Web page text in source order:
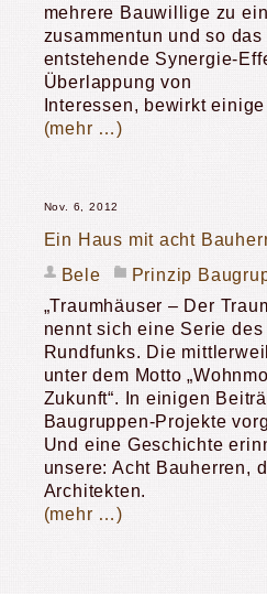
mehrere Bauwillige zu
zusammentun und so
entstehende Synergie-
Überlappung von
Interessen, bewirkt
(mehr …)
Nov. 6, 2012
Ein Haus mit acht
Bele
Prinzip
„Traumhäuser – Der
nennt sich eine Serie des
Rundfunks. Die
unter dem Motto
Zukunft“. In einigen
Baugruppen-Projekte
Und eine Geschichte
unsere: Acht Bauherren,
Architekten.
(mehr …)